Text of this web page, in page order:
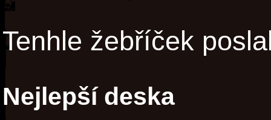
Tenhle žebříček
Nejlepší deska